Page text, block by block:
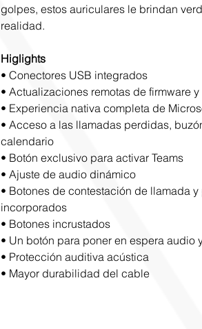
golpes, estos auriculares le brindan
realidad.
Higlights
• Conectores USB integrados
• Actualizaciones remotas de firmware
• Experiencia nativa completa de
• Acceso a las llamadas perdidas,
calendario
• Botón exclusivo para activar Teams
• Ajuste de audio dinámico
• Botones de contestación de llamada
incorporados
• Botones incrustados
• Un botón para poner en espera audio
• Protección auditiva acústica
• Mayor durabilidad del cable